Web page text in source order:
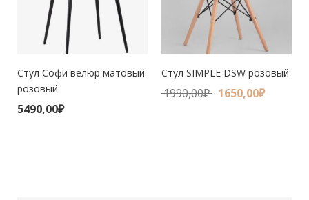
Стул Софи велюр матовый
розовый
5490,00₽
Стул SIMPLE DSW розовый
1990,00₽ 1650,00₽